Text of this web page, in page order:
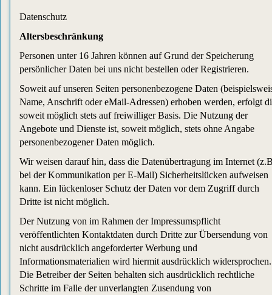
Datenschutz
Altersbeschränkung
Personen unter 16 Jahren können auf Grund der Speicherung
persönlicher Daten bei uns nicht bestellen oder Registrieren.
Soweit auf unseren Seiten personenbezogene Daten
Name, Anschrift oder eMail-Adressen) erhoben werden, erfolgt
soweit möglich stets auf freiwilliger Basis. Die Nutzung der
Angebote und Dienste ist, soweit möglich, stets ohne Angabe
personenbezogener Daten möglich.
Wir weisen darauf hin, dass die Datenübertragung im Internet
bei der Kommunikation per E-Mail) Sicherheitslücken aufweisen
kann. Ein lückenloser Schutz der Daten vor dem Zugriff durch
Dritte ist nicht möglich.
Der Nutzung von im Rahmen der Impressumspflicht
veröffentlichten Kontaktdaten durch Dritte zur Übersendung von
nicht ausdrücklich angeforderter Werbung und
Informationsmaterialien wird hiermit ausdrücklich widersprochen.
Die Betreiber der Seiten behalten sich ausdrücklich rechtliche
Schritte im Falle der unverlangten Zusendung von